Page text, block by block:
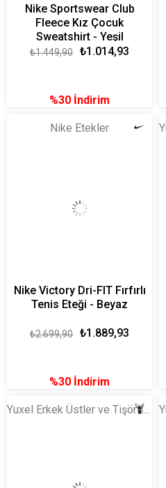
Nike Sportswear Club
Fleece Kız Çocuk
Sweatshirt - Yeşil
₺1.014,93
₺1.449,90
%30 İndirim
Nike Etekler
Nike Victory Dri-FIT Fırfırlı
Tenis Eteği - Beyaz
₺1.889,93
₺2.699,90
%30 İndirim
Yuxel Erkek Üstler ve Tişörtler